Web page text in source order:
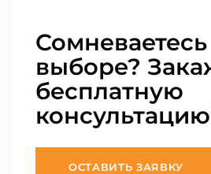
Сомневаетесь
выборе?
бесплатную
ОСТАВИТЬ ЗАЯВКУ